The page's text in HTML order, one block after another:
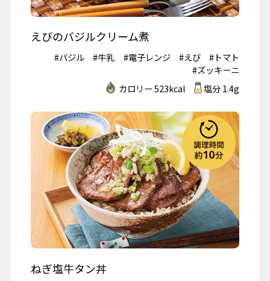
えびのバジルクリーム煮
#バジル #牛乳 #電子レンジ #えび
#トマト
#ズッキーニ
カロリー 523kcal
塩分 1.4g
ねぎ塩牛タン丼